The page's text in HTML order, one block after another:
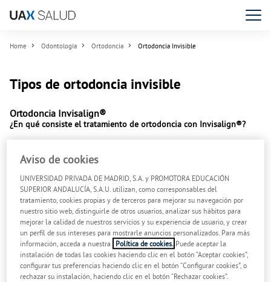
Home Odontología Ortodoncia Ortodoncia Invisible
Tipos de ortodoncia invisible
Ortodoncia Invisalign®
¿En qué consiste el tratamiento de ortodoncia con Invisalign®?
ortodóncico prácticamente invisible de alinear los dientes. Usando
tecnología avanzada de imágenes computarizadas en 3D, el sistema
Invisalign® muestra su plan de tratamiento completo desde la
posición inicial de los dientes hasta la posición final deseada.
El tratamiento con Invisalign® consiste en la fabricación a medida
de una serie de retenedores transparentes que encajan a la
perfección con las dimensiones de los dientes y que se van
cambiando cada cierto tiempo para ir ajustando la dentadura, con
cada cambio, al resultado esperado.
Aviso de cookies
UNIVERSIDAD PRIVADA DE MADRID, S.A. y PROMOTORA EDUCACIÓN
SUPERIOR ANDALUCÍA, S.A.U. utilizan, como corresponsables del
tratamiento, cookies propias y de terceros para mejorar su navegación por
nuestro sitio web, distinguirle de otros usuarios, analizar sus hábitos para
mejorar la calidad de nuestros servicios y su experiencia de usuario, y crear
un perfil de sus intereses para mostrarle anuncios personalizados. Para más
información, acceda a nuestra
Política de cookies. Puede aceptar la
instalación de todas las cookies haciendo clic en el botón “Aceptar cookies”,
configurar tus preferencias haciendo clic en el botón “Configurar cookies”, o
rechazar su instalación, haciendo clic en el botón “Rechazar cookies”.